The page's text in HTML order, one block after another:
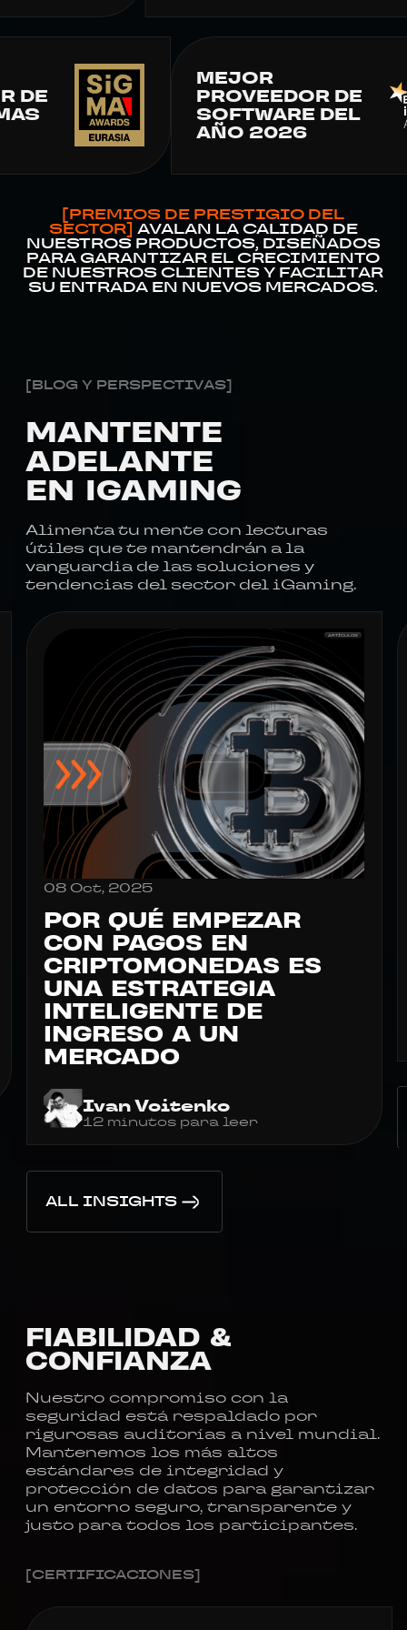
DE
MEJOR
PROVEEDOR DE
SOFTWARE DEL
AÑO 2026
[PREMIOS DE PRESTIGIO DEL
SECTOR] AVALAN LA CALIDAD DE
NUESTROS PRODUCTOS, DISEÑADOS
PARA GARANTIZAR EL CRECIMIENTO
DE NUESTROS CLIENTES Y FACILITAR
SU ENTRADA EN NUEVOS MERCADOS.
Alimenta tu mente con lecturas
útiles que te mantendrán a la
vanguardia de las soluciones y
tendencias del sector del iGaming.
[BLOG Y PERSPECTIVAS]
MANTENTE
ADELANTE
EN IGAMING
ARTÍCULOS
08 Oct, 2025
POR QUÉ EMPEZAR
CON PAGOS EN
CRIPTOMONEDAS ES
UNA ESTRATEGIA
INTELIGENTE DE
INGRESO A UN
MERCADO
Ivan Voitenko
12 minutos para leer
ALL INSIGHTS
FIABILIDAD &
CONFIANZA
Nuestro compromiso con la
seguridad está respaldado por
rigurosas auditorías a nivel mundial.
Mantenemos los más altos
estándares de integridad y
protección de datos para garantizar
un entorno seguro, transparente y
justo para todos los participantes.
[CERTIFICACIONES]